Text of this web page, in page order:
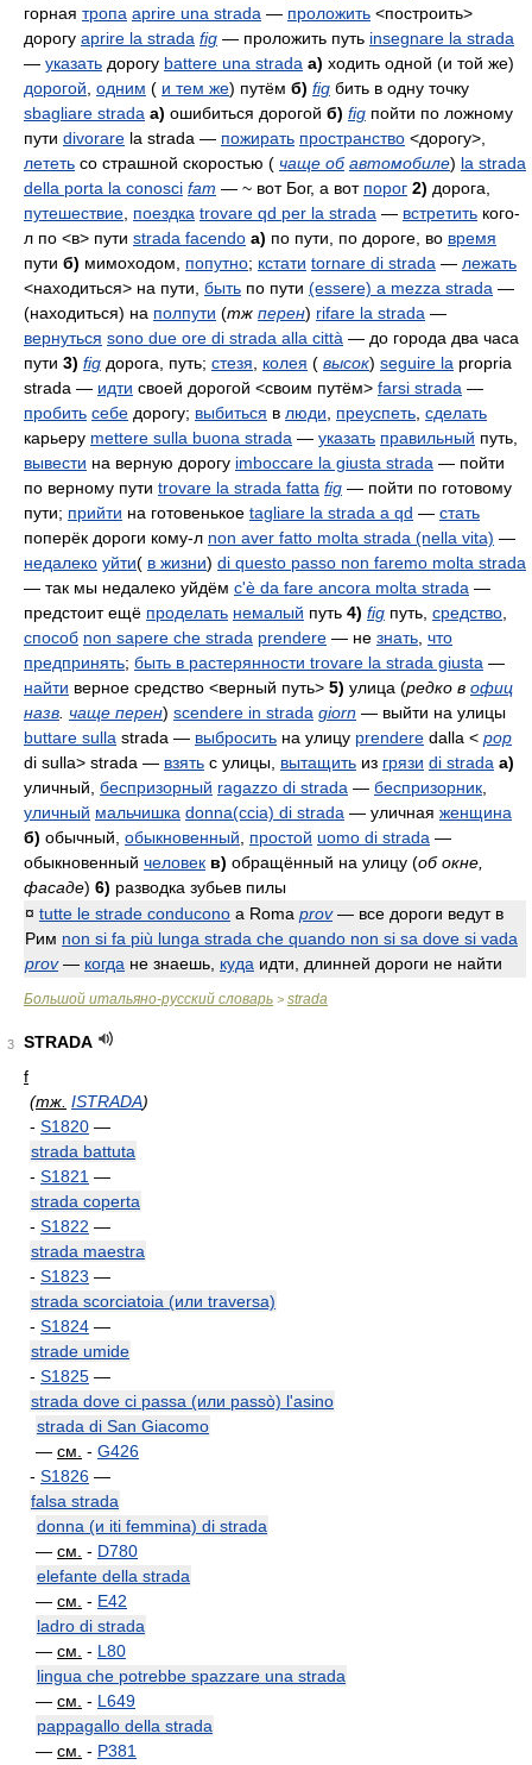
горная тропа aprire una strada — проложить <построить>
дорогу aprire la strada fig — проложить путь insegnare la strada
— указать дорогу battere una strada а) ходить одной (и той же)
дорогой одним ( и тем же) путём б) fig бить в одну точку
sbagliare strada а) ошибиться дорогой б) fig пойти по ложному
пути divorare la strada — пожирать пространство <дорогу>,
лететь со страшной скоростью ( чаще об автомобиле) la strada
della porta la conosci fam — ~ вот Бог, а вот порог 2) дорога,
путешествие поездка trovare qd per la strada — встретить кого-
л по <в> пути strada facendo а) по пути, по дороге, во время
пути б) мимоходом, попутно; кстати tornare di strada — лежать
<находиться> на пути, быть по пути (essere) a mezza strada —
(находиться) на полпути (тж перен) rifare la strada —
вернуться sono due ore di strada alla città — до города два часа
пути 3) fig дорога, путь; стезя колея ( высок) seguire la propria
strada — идти своей дорогой <своим путём> farsi strada —
пробить себе дорогу; выбиться в люди преуспеть сделать
карьеру mettere sulla buona strada — указать правильный путь,
вывести на верную дорогу imboccare la giusta strada — пойти
по верному пути trovare la strada fatta fig — пойти по готовому
пути; прийти на готовенькое tagliare la strada a qd — стать
поперёк дороги кому-л non aver fatto molta strada (nella vita) —
недалеко уйти( в жизни) di questo passo non faremo molta strada
— так мы недалеко уйдём c'è da fare ancora molta strada —
предстоит ещё проделать немалый путь 4) fig путь, средство
способ non sapere che strada prendere — не знать что
предпринять; быть в растерянности trovare la strada giusta —
найти верное средство <верный путь> 5) улица (редко в офиц
назв чаще перен) scendere in strada giorn — выйти на улицы
buttare sulla strada — выбросить на улицу prendere dalla < pop
di sulla> strada — взять с улицы, вытащить из грязи di strada а)
уличный, беспризорный ragazzo di strada — беспризорник
уличный мальчишка donna(ccia) di strada — уличная женщина
б) обычный, обыкновенный простой uomo di strada —
обыкновенный человек в) обращённый на улицу (об окне,
фасаде) 6) разводка зубьев пилы
¤ tutte le strade conducono a Roma prov — все дороги ведут в
Рим non si fa più lunga strada che quando non si sa dove si vada
prov — когда не знаешь, куда идти, длинней дороги не найти
Большой итальяно-русский словарь > strada
3
STRADA
f
(тж. ISTRADA)
- S1820 —
strada battuta
- S1821 —
strada coperta
- S1822 —
strada maestra
- S1823 —
strada scorciatoia (или traversa)
- S1824 —
strade umide
- S1825 —
strada dove ci passa (или passò) l'asino
strada di San Giacomo
— см. - G426
- S1826 —
falsa strada
donna (и iti femmina) di strada
— см. - D780
elefante della strada
— см. - E42
ladro di strada
— см. - L80
lingua che potrebbe spazzare una strada
— см. - L649
pappagallo della strada
— см. - P381